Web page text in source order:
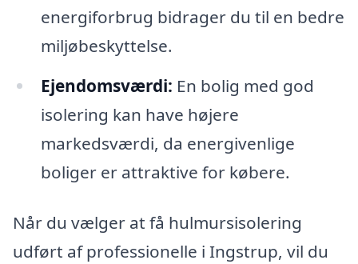
energiforbrug bidrager du til en bedre
miljøbeskyttelse.
Ejendomsværdi: En bolig med god
isolering kan have højere
markedsværdi, da energivenlige
boliger er attraktive for købere.
Når du vælger at få hulmursisolering
udført af professionelle i Ingstrup, vil du